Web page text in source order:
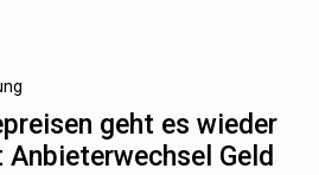
geht es wieder
Geld